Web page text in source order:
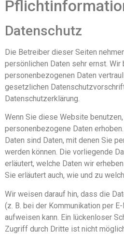
Datenschutz
Die Betreiber dieser Seiten
persönlichen Daten sehr ernst. Wir
personenbezogenen Daten
gesetzlichen
Datenschutzerklärung.
Wenn Sie diese Website
personenbezogene Daten
Daten sind Daten, mit denen Sie
werden können. Die vorliegende
erläutert, welche Daten wir
Sie erläutert auch, wie und zu
Wir weisen darauf hin, dass die
(z. B. bei der Kommunikation per
aufweisen kann. Ein lückenloser
Zugriff durch Dritte ist nicht